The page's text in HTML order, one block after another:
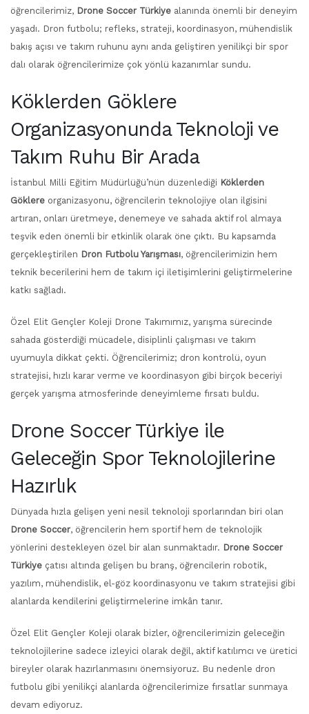
öğrencilerimiz, Drone Soccer Türkiye alanında önemli bir deneyim
yaşadı. Dron futbolu; refleks, strateji, koordinasyon, mühendislik
bakış açısı ve takım ruhunu aynı anda geliştiren yenilikçi bir spor
dalı olarak öğrencilerimize çok yönlü kazanımlar sundu.
Köklerden Göklere
Organizasyonunda Teknoloji ve
Takım Ruhu Bir Arada
İstanbul Milli Eğitim Müdürlüğü’nün düzenlediği Köklerden
Göklere organizasyonu, öğrencilerin teknolojiye olan ilgisini
artıran, onları üretmeye, denemeye ve sahada aktif rol almaya
teşvik eden önemli bir etkinlik olarak öne çıktı. Bu kapsamda
gerçekleştirilen Dron Futbolu Yarışması, öğrencilerimizin hem
teknik becerilerini hem de takım içi iletişimlerini geliştirmelerine
katkı sağladı.
Özel Elit Gençler Koleji Drone Takımımız, yarışma sürecinde
sahada gösterdiği mücadele, disiplinli çalışması ve takım
uyumuyla dikkat çekti. Öğrencilerimiz; dron kontrolü, oyun
stratejisi, hızlı karar verme ve koordinasyon gibi birçok beceriyi
gerçek yarışma atmosferinde deneyimleme fırsatı buldu.
Drone Soccer Türkiye ile
Geleceğin Spor Teknolojilerine
Hazırlık
Dünyada hızla gelişen yeni nesil teknoloji sporlarından biri olan
Drone Soccer, öğrencilerin hem sportif hem de teknolojik
yönlerini destekleyen özel bir alan sunmaktadır. Drone Soccer
Türkiye çatısı altında gelişen bu branş, öğrencilerin robotik,
yazılım, mühendislik, el-göz koordinasyonu ve takım stratejisi gibi
alanlarda kendilerini geliştirmelerine imkân tanır.
Özel Elit Gençler Koleji olarak bizler, öğrencilerimizin geleceğin
teknolojilerine sadece izleyici olarak değil, aktif katılımcı ve üretici
bireyler olarak hazırlanmasını önemsiyoruz. Bu nedenle dron
futbolu gibi yenilikçi alanlarda öğrencilerimize fırsatlar sunmaya
devam ediyoruz.